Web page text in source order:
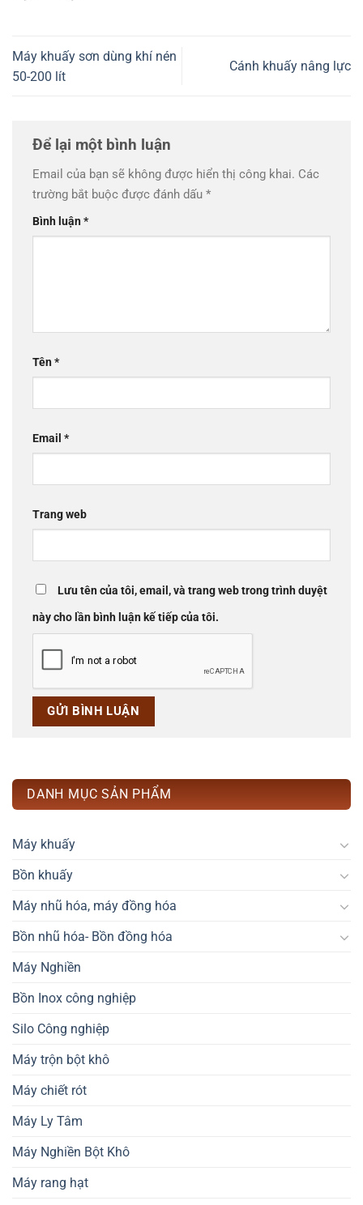
Máy khuấy sơn dùng khí nén
50-200 lít
Cánh khuấy nâng lực
Để lại một bình luận
Email của bạn sẽ không được hiển thị công khai. Các
trường bắt buộc được đánh dấu *
Bình luận*
Tên*
Email *
Trang web
Lưu tên của tôi, email, và trang web trong trình duyệt
này cho lần bình luận kế tiếp của tôi.
DANH MỤC SẢN PHẨM
Máy khuấy
Bồn khuấy
Máy nhũ hóa, máy đồng hóa
Bồn nhũ hóa- Bồn đồng hóa
Máy Nghiền
Bồn Inox công nghiệp
Silo Công nghiệp
Máy trộn bột khô
Máy chiết rót
Máy Ly Tâm
Máy Nghiền Bột Khô
Máy rang hạt